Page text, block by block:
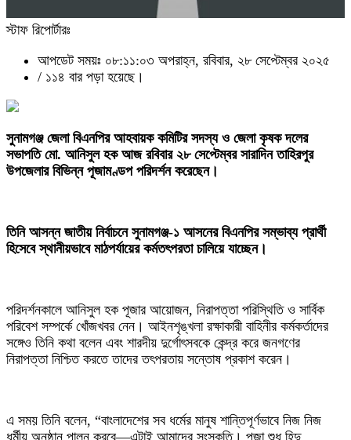
স্টাফ রিপোর্টারঃ
আপডেট সময়ঃ ০৮:১১:০৩ অপরাহ্ন, রবিবার, ২৮ সেপ্টেম্বর ২০২৫
/ ১১৪ বার পড়া হয়েছে।
‎সুনামগঞ্জ জেলা বিএনপির আহবায়ক কমিটির সদস্য ও জেলা কৃষক দলের
সভাপতি মো. আনিসুল হক আজ রবিবার ২৮ সেপ্টেম্বর সারাদিন তাহিরপুর
উপজেলার বিভিন্ন পূজামণ্ডপ পরিদর্শন করেছেন।
‎তিনি আসন্ন জাতীয় নির্বাচনে সুনামগঞ্জ-১ আসনের বিএনপির সম্ভাব্য প্রার্থী
হিসেবে স্থানীয়ভাবে মাঠপর্যায়ের কর্মতৎপরতা চালিয়ে যাচ্ছেন।
‎পরিদর্শনকালে আনিসুল হক পূজার আয়োজন, নিরাপত্তা পরিস্থিতি ও সার্বিক
পরিবেশ সম্পর্কে খোঁজখবর নেন। আইনশৃঙ্খলা রক্ষাকারী বাহিনীর কর্মকর্তাদের
সঙ্গেও তিনি কথা বলেন এবং শারদীয় দুর্গোৎসবকে কেন্দ্র করে জনগণের
নিরাপত্তা নিশ্চিত করতে তাদের তৎপরতায় সন্তোষ প্রকাশ করেন।
‎এ সময় তিনি বলেন, “বাংলাদেশের সব ধর্মের মানুষ শান্তিপূর্ণভাবে নিজ নিজ
ধর্মীয় অনুষ্ঠান পালন করবে—এটাই আমাদের সংস্কৃতি। পূজা শুধু হিন্দু